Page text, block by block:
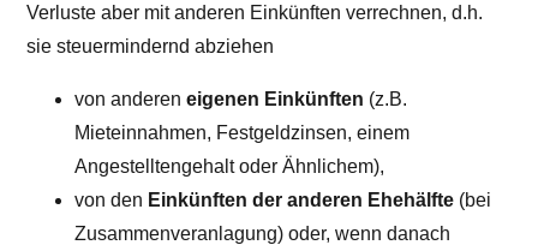
Verluste aber mit anderen Einkünften verrechnen, d.h.
sie steuermindernd abziehen
von andereneigenen Einkünften (z.B.
Mieteinnahmen, Festgeldzinsen, einem
Angestelltengehalt oder Ähnlichem),
von den Einkünften der anderen Ehehälfte (bei
Zusammenveranlagung) oder, wenn danach